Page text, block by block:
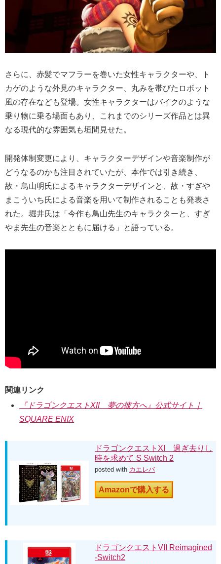
さらに、赤髪でマフラーを巻いた女性キャラクターや、ト
カゲのような外見のキャラクター、丸みを帯びたロボット
風の存在なども登場。女性キャラクターはバイクのような
乗り物に乗る場面もあり、これまでのシリーズ作品とは異
なる現代的な雰囲気も垣間見せた。
開発体制変更により、キャラクターデザインや音楽制作が
どうなるのかも注目されていたが、本作では引き続き、
故・鳥山明氏によるキャラクターデザインと、故・すぎや
まこういち氏による音楽を用いて制作されることも発表さ
れた。堀井氏は「今作も鳥山先生のキャラクターと、すぎ
やま先生の音楽とともに届ける」と語っている。
関連リンク
『ドラゴンクエストXII 夢の彼方へ』公式サイト｜
SQUARE ENIX
ドラゴンクエストXI 過ぎ去りし
時を求めて S Switch 2
posted with カエレバ
Amazonで購入する
ドラゴンクエストVII Reimagined
-Switch2